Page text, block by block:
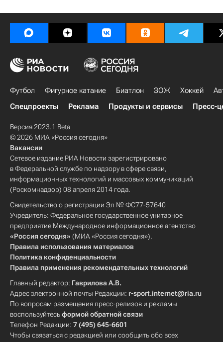
Футбол Фигурное катание Биатлон ЗОЖ Хоккей
Спецпроекты
Реклама Продукты и сервисы Пресс-
Версия 2023.1 Beta
© 2026 МИА «Россия сегодня»
Вакансии
Сетевое издание РИА Новости зарегистрировано
в Федеральной службе по надзору в сфере связи,
информационных технологий и массовых коммуникаций
(Роскомнадзор) 08 апреля 2014 года.
Свидетельство о регистрации Эл № ФС77-57640
Учредитель: Федеральное государственное унитарное
предприятие Международное информационное агентство
«Россия сегодня» (МИА «Россия сегодня»).
Правила использования материалов
Политика конфиденциальности
Правила применения рекомендательных технологий
Главный редактор: Гаврилова А.В.
Адрес электронной почты Редакции: r-sport.internet@ria.ru
По вопросам размещения пресс-релизов и рекламы
воспользуйтесьформой обратной связи
Телефон Редакции: 7 (495) 645-6601
Чтобы связаться с редакцией или сообщить обо всех